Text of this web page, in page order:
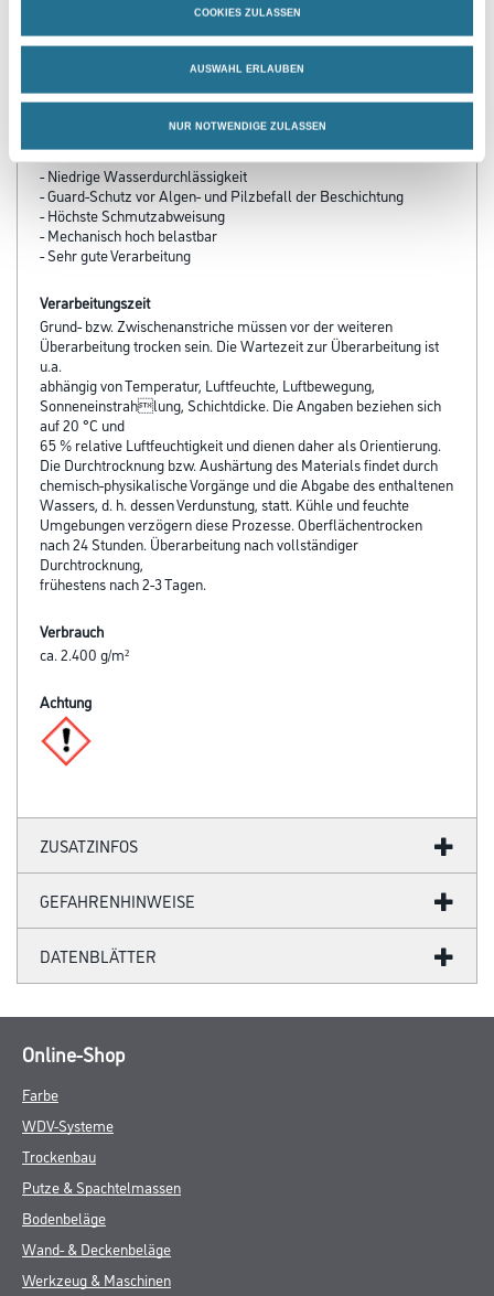
COOKIES ZULASSEN
AUSWAHL ERLAUBEN
NUR NOTWENDIGE ZULASSEN
PRODUKTEIGENSCHAFTEN
- Robust
- Hoch diffusionsfähig
- Wasserverdünnbar
- Niedrige Wasserdurchlässigkeit
- Guard-Schutz vor Algen- und Pilzbefall der Beschichtung
- Höchste Schmutzabweisung
- Mechanisch hoch belastbar
- Sehr gute Verarbeitung
Verarbeitungszeit
Grund- bzw. Zwischenanstriche müssen vor der weiteren
Überarbeitung trocken sein. Die Wartezeit zur Überarbeitung ist
u.a.
abhängig von Temperatur, Luftfeuchte, Luftbewegung,
Sonneneinstrahlung, Schichtdicke. Die Angaben beziehen sich
auf 20 °C und
65 % relative Luftfeuchtigkeit und dienen daher als Orientierung.
Die Durchtrocknung bzw. Aushärtung des Materials findet durch
chemisch-physikalische Vorgänge und die Abgabe des enthaltenen
Wassers, d. h. dessen Verdunstung, statt. Kühle und feuchte
Umgebungen verzögern diese Prozesse. Oberflächentrocken
nach 24 Stunden. Überarbeitung nach vollständiger
Durchtrocknung,
frühestens nach 2-3 Tagen.
Verbrauch
ca. 2.400 g/m²
Achtung
ZUSATZINFOS
GEFAHRENHINWEISE
DATENBLÄTTER
Online-Shop
Farbe
WDV-Systeme
Trockenbau
Putze & Spachtelmassen
Bodenbeläge
Wand- & Deckenbeläge
Werkzeug & Maschinen